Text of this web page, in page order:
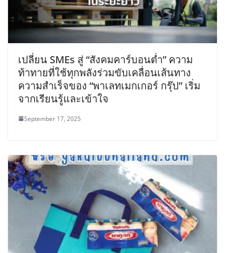
เปลี่ยน SMEs สู่ “สังคมคาร์บอนต่ำ” ความ
ท้าทายที่ใช้ทุกพลังร่วมขับเคลื่อนเส้นทาง
ความสำเร็จของ “พาเลทเมกเกอร์ กรุ๊ป” เริ่ม
จากเรียนรู้และเข้าใจ
September 17, 2025